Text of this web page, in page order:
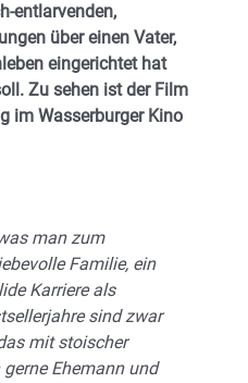
entlarvenden,
über einen Vater,
eingerichtet hat
Zu sehen ist der Film
im Wasserburger Kino
man zum
Familie, ein
Karriere als
sind zwar
mit stoischer
Ehemann und